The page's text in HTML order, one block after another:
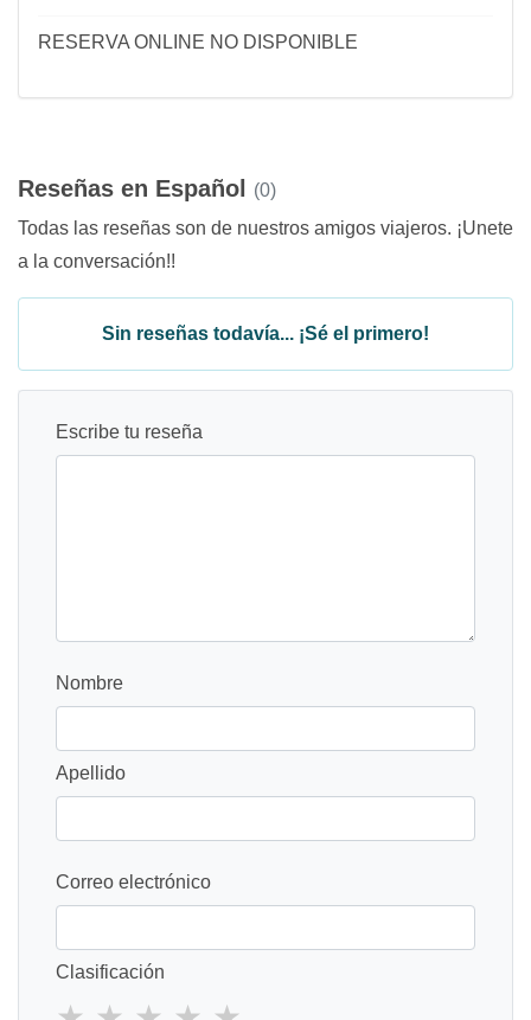
RESERVA ONLINE NO DISPONIBLE
Reseñas en Español
(0)
Todas las reseñas son de nuestros amigos viajeros. ¡Unete
a la conversación!!
Sin reseñas todavía... ¡Sé el primero!
Escribe tu reseña
Nombre
Apellido
Correo electrónico
Clasificación